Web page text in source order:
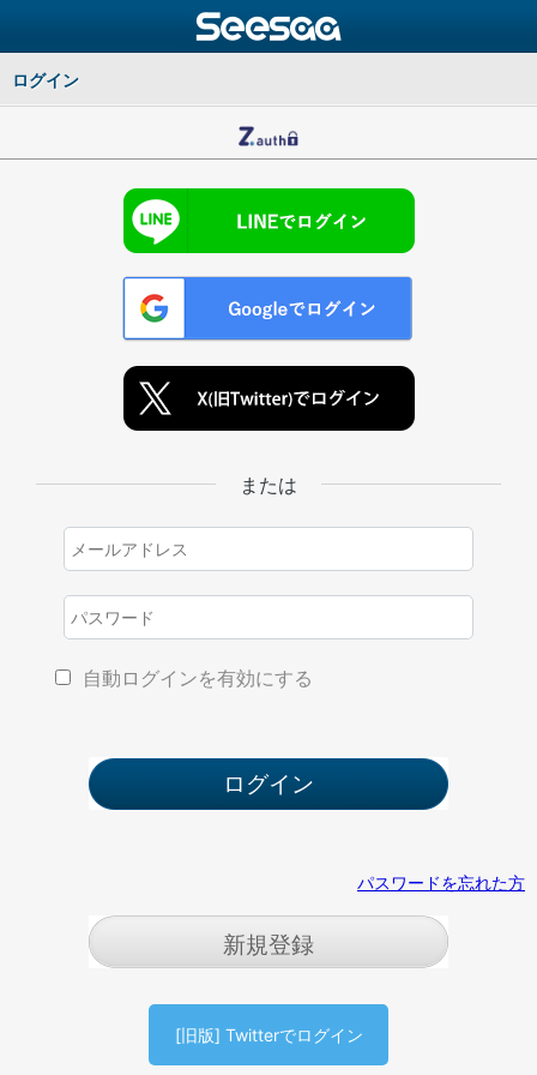
ログイン
または
自動ログインを有効にする
パスワードを忘れた方
新規登録
[旧版] Twitterでログイン